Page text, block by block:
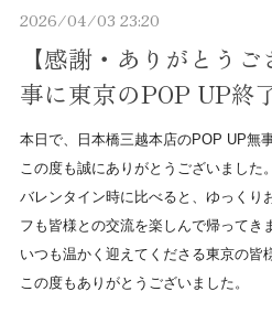
【感謝・ありがとう
事に東京のPOP UP終
2026/04/03 23:20
本日で、日本橋三越本店のPOP UP無
この度も誠にありがとうございました。
バレンタイン時に比べると、ゆっくり
フも皆様との交流を楽しんで帰ってき
いつも温かく迎えてくださる東京の皆
この度もありがとうございました。